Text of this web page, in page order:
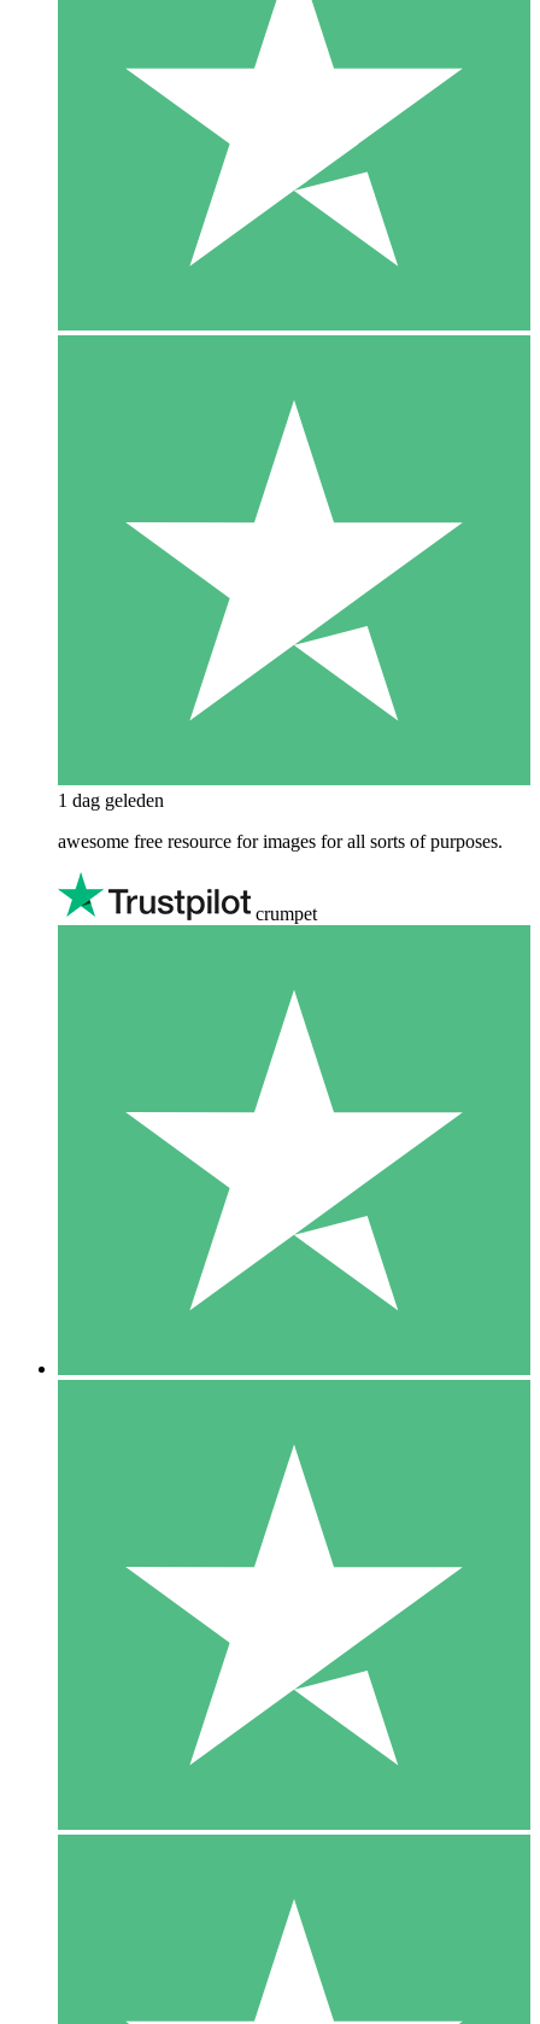
1 dag geleden
awesome free resource for images for all sorts of purposes.
crumpet